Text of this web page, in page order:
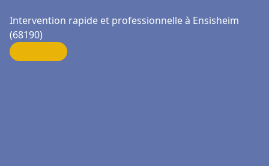
Intervention rapide et professionnelle à Ensisheim
(68190)